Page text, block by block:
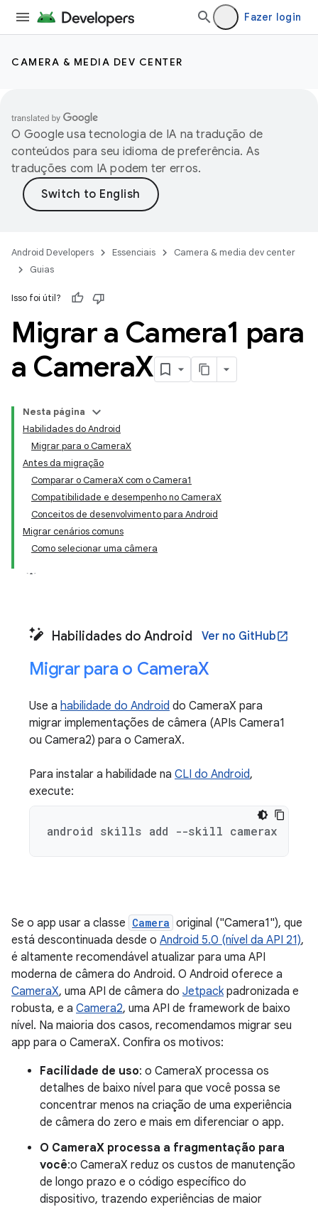
Fazer login
CAMERA & MEDIA DEV CENTER
O Google usa tecnologia de IA na tradução de
conteúdos para seu idioma de preferência. As
traduções com IA podem ter erros.
Android Developers Essenciais
Camera & media dev center
Guias
Isso foi útil?
Migrar a Camera1 para
a CameraX
Nesta página
Habilidades do Android
Migrar para o CameraX
Antes da migração
Comparar o CameraX com o Camera1
Compatibilidade e desempenho no CameraX
Conceitos de desenvolvimento para Android
Migrar cenários comuns
Como selecionar uma câmera
Habilidades do Android Ver no GitHubopen_in_new
Migrar para o CameraX
Use a habilidade do Android do CameraX para
migrar implementações de câmera (APIs Camera1
ou Camera2) para o CameraX.
Para instalar a habilidade na CLI do Android,
execute:
android skills add --skill camerax
Se o app usar a classe Camera original ("Camera1"), que
está descontinuada desde o Android 5.0 (nível da API 21),
é altamente recomendável atualizar para uma API
moderna de câmera do Android. O Android oferece a
CameraX, uma API de câmera do Jetpackpadronizada e
robusta, e a Camera2, uma API de framework de baixo
nível. Na maioria dos casos, recomendamos migrar seu
app para o CameraX. Confira os motivos:
Facilidade de uso: o CameraX processa os
detalhes de baixo nível para que você possa se
concentrar menos na criação de uma experiência
de câmera do zero e mais em diferenciar o app.
O CameraX processa a fragmentação para
você:o CameraX reduz os custos de manutenção
de longo prazo e o código específico do
dispositivo, trazendo experiências de maior